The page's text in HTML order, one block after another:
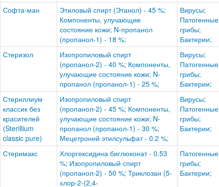
Софта-ман
Этиловый спирт (Этанол) - 45 %;
Компоненты, улучающие
состояние кожи; N-пропанол
(пропанол-1) - 18 %;
Вирусы;
Патогенные
грибы;
Бактерии;
Стеризол
Изопропиловый спирт
(пропанол-2) - 40 %; Компоненты,
улучающие состояние кожи; N-
пропанол (пропанол-1) - 25 %;
Вирусы;
Патогенные
грибы;
Бактерии;
Стериллиум
классик без
красителей
(Sterillium
classic pure)
Изопропиловый спирт
(пропанол-2) - 45 %; Компоненты,
улучающие состояние кожи; N-
пропанол (пропанол-1) - 30 %;
Мецетроний этилсульфат - 0.2 %;
Вирусы;
Патогенные
грибы;
Бактерии;
Стеримакс
Хлоргексидина биглюконат - 0.53
%; Изопропиловый спирт
(пропанол-2) - 50 %; Триклозан (5-
хлор-2-(2,4-
Патогенные
грибы;
Бактерии;